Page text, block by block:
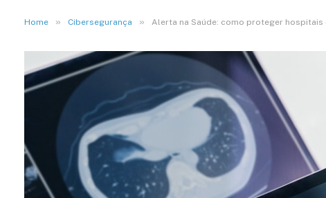
Home » Cibersegurança » Alerta na Saúde: como proteger hospitais